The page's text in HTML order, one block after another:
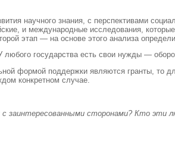
научного знания, с перспективами
и международные исследования,
этап — на основе этого анализа
государства есть свои нужды —
формой поддержки являются гранты, то
конкретном случае.
с заинтересованными сторонами? Кто эти